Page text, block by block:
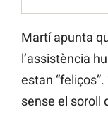
Martí apunta
l’assistència
estan
sense el soroll